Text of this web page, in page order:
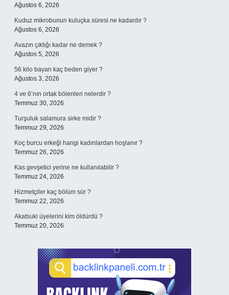
Ağustos 6, 2026
Kuduz mikrobunun kuluçka süresi ne kadardır ?
Ağustos 6, 2026
Avazın çıktığı kadar ne demek ?
Ağustos 5, 2026
56 kilo bayan kaç beden giyer ?
Ağustos 3, 2026
4 ve 6’nın ortak bölenleri nelerdir ?
Temmuz 30, 2026
Turşuluk salamura sirke midir ?
Temmuz 29, 2026
Koç burcu erkeği hangi kadınlardan hoşlanır ?
Temmuz 26, 2026
Kas gevşetici yerine ne kullanılabilir ?
Temmuz 24, 2026
Hizmetçiler kaç bölüm sür ?
Temmuz 22, 2026
Akatsuki üyelerini kim öldürdü ?
Temmuz 20, 2026